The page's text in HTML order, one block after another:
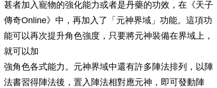
甚者加入寵物的強化能力或者是丹藥的功效，在《天子
傳奇Online》中，再加入了「元神界域」功能。這項功
能可以再次提升角色強度，只要將元神裝備在界域上，
就可以加
強角色各式能力。元神界域中還有許多陣法排列，以陣
法書習得陣法後，置入陣法相對應元神，即可發動陣